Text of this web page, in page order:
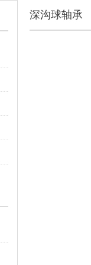
深沟球轴承